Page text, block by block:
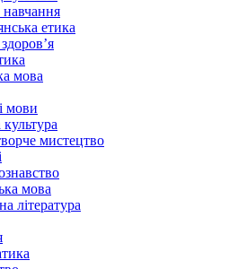
навчання
етика
мова
мови
мистецтво
мова
література